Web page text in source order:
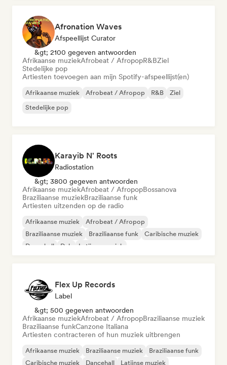
Afronation Waves
Afspeellijst Curator
&gt; 2100 gegeven antwoorden
Afrikaanse muziekAfrobeat / AfropopR&BZiel
Stedelijke pop
Artiesten toevoegen aan mijn Spotify-afspeellijst(en)
Afrikaanse muziek Afrobeat / Afropop R&B
Ziel
Stedelijke pop
Karayib N' Roots
Radiostation
&gt; 3800 gegeven antwoorden
Afrikaanse muziekAfrobeat / AfropopBossanova
Braziliaanse muziekBraziliaanse funk
Artiesten uitzenden op de radio
Afrikaanse muziek
Afrobeat / Afropop
Braziliaanse muziek
Braziliaanse funk
Caribische muziek
Dancehall
Dub Latijnse muziek
Flex Up Records
Label
&gt; 500 gegeven antwoorden
Afrikaanse muziekAfrobeat / AfropopBraziliaanse muziek
Braziliaanse funkCanzone Italiana
Artiesten contracteren of hun muziek uitbrengen
Afrikaanse muziek Braziliaanse muziek
Braziliaanse funk
Caribische muziek
Dancehall Latijnse muziek